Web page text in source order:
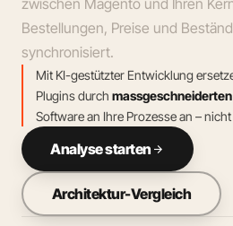
zwischen Magento und Ihren
Bestellungen, Preise und
synchronisiert.
Mit KI-gestützter Entwicklung
Plugins durch
Software an Ihre Prozesse an –
Analyse starten arrow_forward
Architektur-Vergleich